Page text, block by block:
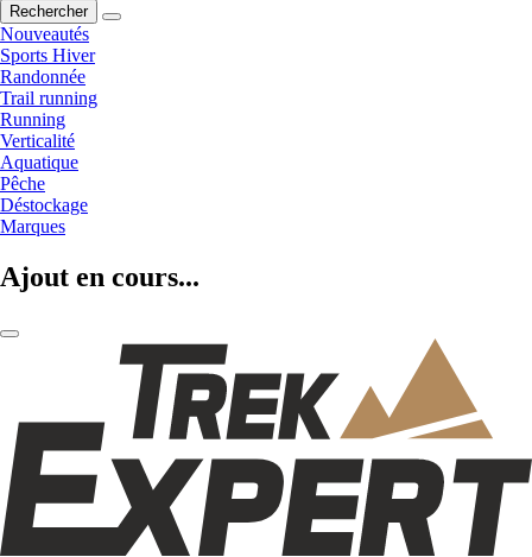
Rechercher
Nouveautés
Sports Hiver
Randonnée
Trail running
Running
Verticalité
Aquatique
Pêche
Déstockage
Marques
Ajout en cours...